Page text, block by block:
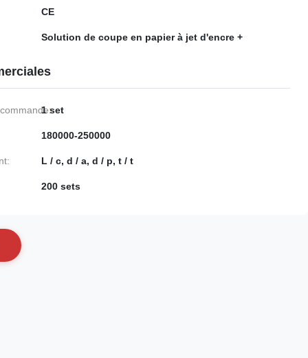
CE
Solution de coupe en papier à jet d'encre +
1 set
180000-250000
L / c, d / a, d / p, t / t
200 sets